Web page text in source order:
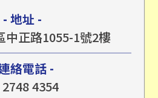
- 地址 -
中正路1055-1號2樓
絡電話 -
4354